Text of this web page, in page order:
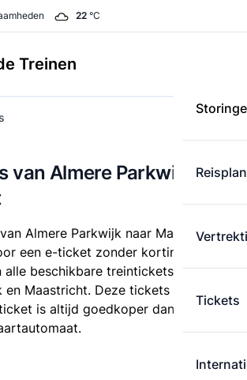
22 °C
Treinen
Tickets
van Almere Parkwijk naar
Almere Parkwijk naar Maastricht
een e-ticket zonder korting.
alle beschikbare treintickets tussen
Maastricht. Deze tickets zijn online
is altijd goedkoper dan een